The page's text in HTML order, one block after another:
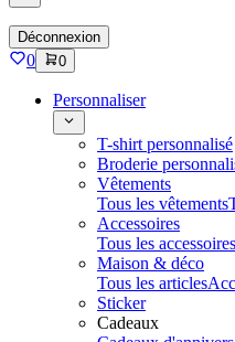
Déconnexion
0 0
Personnaliser
T-shirt personnalisé
Broderie
Vêtements
Tous les vêtements
Accessoires
Tous les accessoires
Maison & déco
Tous les articles
Sticker
Cadeaux